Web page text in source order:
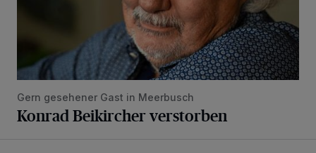
Gern gesehener Gast in Meerbusch
Konrad Beikircher verstorben